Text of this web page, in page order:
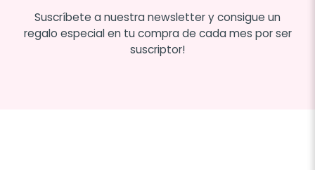
Suscríbete a nuestra newsletter y consigue un
regalo especial en tu compra de cada mes por ser
suscriptor!